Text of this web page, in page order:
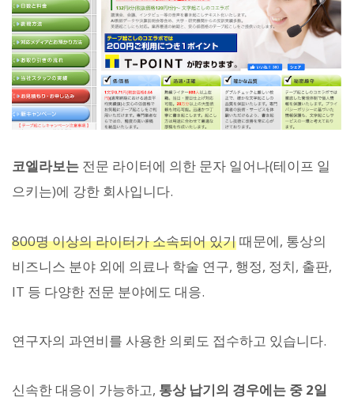
코엘라보는 전문 라이터에 의한 문자 일어나(테이프 일
으키는)에 강한 회사입니다.
800명 이상의 라이터가 소속되어 있기때문에, 통상의
비즈니스 분야 외에 의료나 학술 연구, 행정, ​​정치, 출판,
IT 등 다양한 전문 분야에도 대응.
연구자의 과연비를 사용한 의뢰도 접수하고 있습니다.
신속한 대응이 가능하고, 통상 납기의 경우에는 중 2일